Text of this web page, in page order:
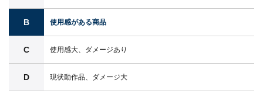
B 使用感がある商品
C 使用感大、ダメージあり
D 現状動作品、ダメージ大